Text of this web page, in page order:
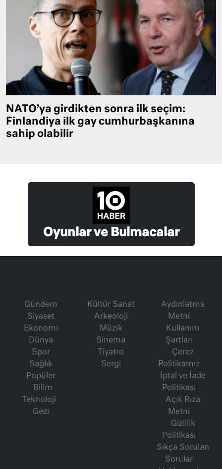
NATO’ya girdikten sonra ilk seçim:
Finlandiya ilk gay cumhurbaşkanına
sahip olabilir
Oyunlar ve Bulmacalar
Gündem
Siyaset
Ekonomi
Dünya
Spor
Sağlık
Popüler
Bilim
Teknoloji
Gezi
Kültür Sanat
Arkeoloji
Müzik
Sinema
Tiyatro
Sergi
Aydınlatma
Metni
Kullanım
Şartları
Çerez
Politikamız
İptal ve İade
Politikası
Açık Rıza
Metni
Gizlilik
Politikası
Sıkça Sorulan
Sorular